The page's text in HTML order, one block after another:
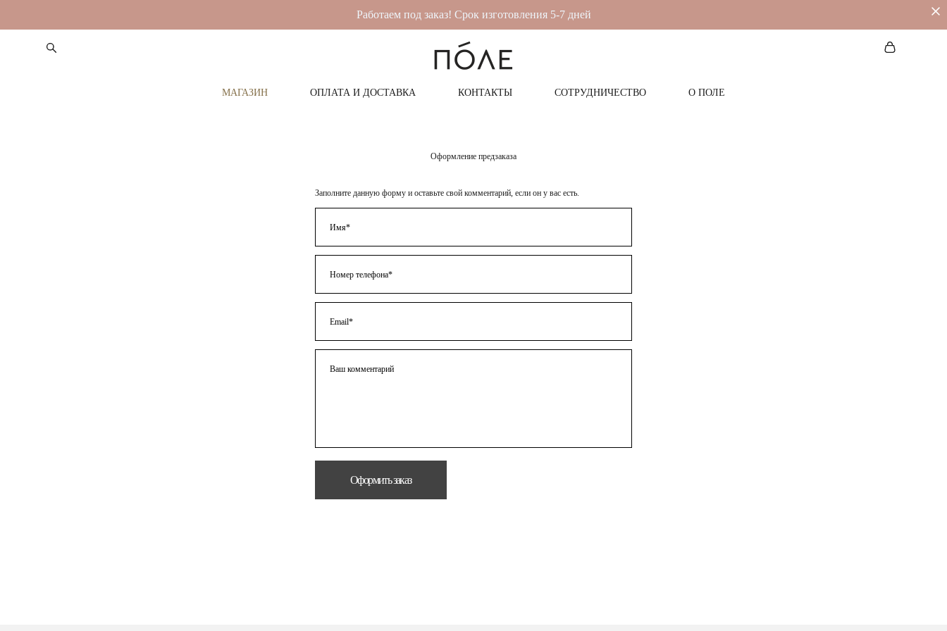
Работаем под заказ! Срок изготовления 5-7 дней
МАГАЗИН ОПЛАТА И ДОСТАВКА КОНТАКТЫ СОТРУДНИЧЕСТВО О ПОЛЕ
Оформление предзаказа
Заполните данную форму и оставьте свой комментарий, если он у вас есть.
Имя*
Номер телефона*
Email*
Ваш комментарий
Оформить заказ